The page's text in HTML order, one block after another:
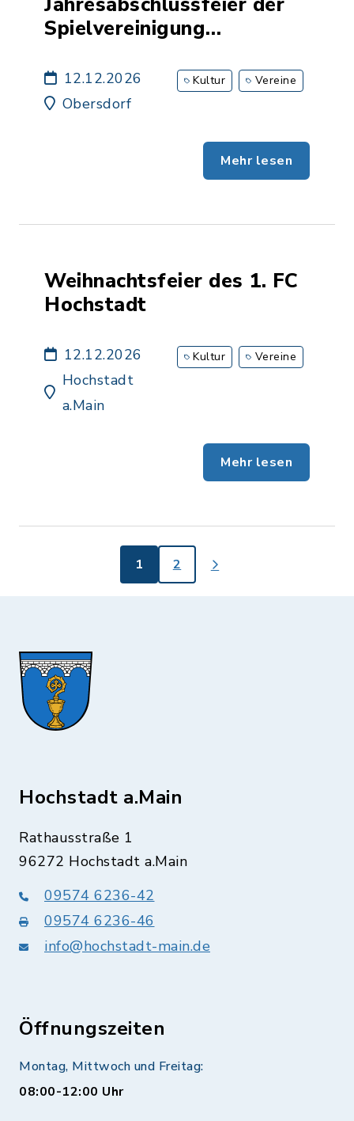
Spielvereinigung
12.12.2026
Obersdorf
Kultur Vereine
Mehr lesen
Weihnachtsfeier des 1. FC
Hochstadt
12.12.2026
Hochstadt
a.Main
Kultur Vereine
Mehr lesen
1 2
Hochstadt a.Main
Rathausstraße 1
96272 Hochstadt a.Main
09574 6236-42
09574 6236-46
info@hochstadt-main.de
Öffnungszeiten
Montag, Mittwoch und Freitag:
08:00-12:00 Uhr